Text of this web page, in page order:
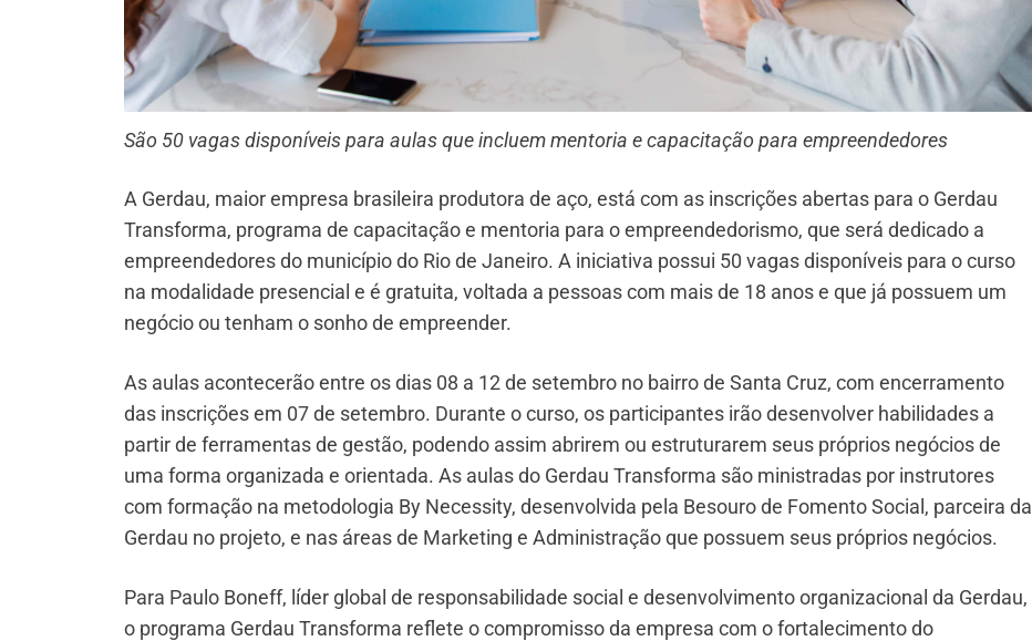
São 50 vagas disponíveis para aulas que incluem mentoria e capacitação para empreendedores
A Gerdau, maior empresa brasileira produtora de aço, está com as inscrições abertas para o Gerdau
Transforma, programa de capacitação e mentoria para o empreendedorismo, que será dedicado a
empreendedores do município do Rio de Janeiro. A iniciativa possui 50 vagas disponíveis para o curso
na modalidade presencial e é gratuita, voltada a pessoas com mais de 18 anos e que já possuem um
negócio ou tenham o sonho de empreender.
As aulas acontecerão entre os dias 08 a 12 de setembro no bairro de Santa Cruz, com encerramento
das inscrições em 07 de setembro. Durante o curso, os participantes irão desenvolver habilidades a
partir de ferramentas de gestão, podendo assim abrirem ou estruturarem seus próprios negócios de
uma forma organizada e orientada. As aulas do Gerdau Transforma são ministradas por instrutores
com formação na metodologia By Necessity, desenvolvida pela Besouro de Fomento Social, parceira da
Gerdau no projeto, e nas áreas de Marketing e Administração que possuem seus próprios negócios.
Para Paulo Boneff, líder global de responsabilidade social e desenvolvimento organizacional da Gerdau,
o programa Gerdau Transforma reflete o compromisso da empresa com o fortalecimento do